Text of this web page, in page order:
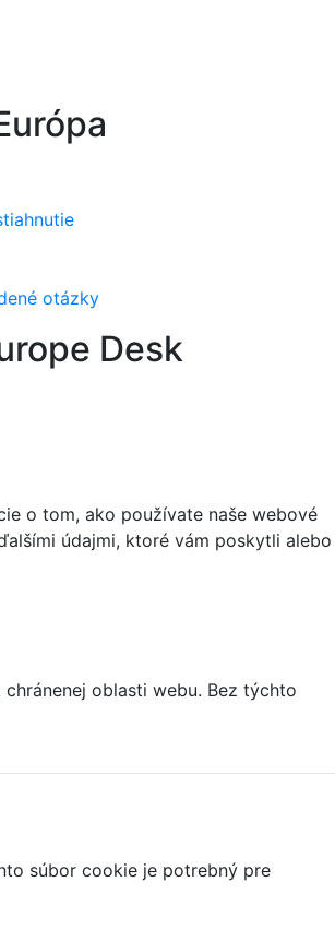
otázky
Desk
o tom, ako používate naše webové
údajmi, ktoré vám poskytli alebo
oblasti webu. Bez týchto
súbor cookie je potrebný pre